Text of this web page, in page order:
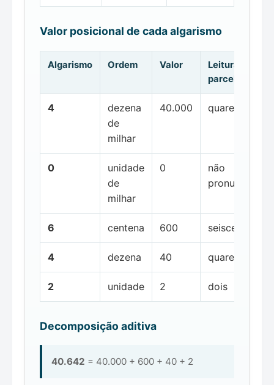
Valor posicional de cada algarismo
Algarismo Ordem Valor
Leitura da
parcela
4
dezena
de
milhar
40.000 quarenta mil
0
unidade
de
milhar
0
não
pronunciada
6 centena 600 seiscentos
4 dezena 40 quarenta
2 unidade 2 dois
Decomposição aditiva
40.642 = 40.000 + 600 + 40 + 2